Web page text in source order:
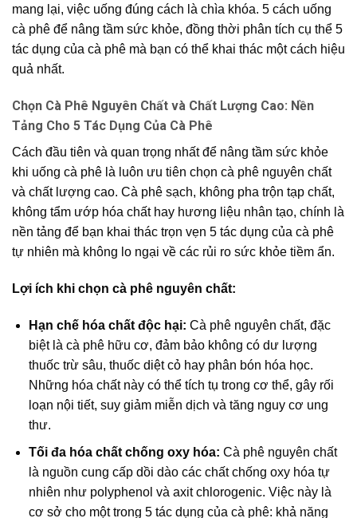
mang lại, việc uống đúng cách là chìa khóa. 5 cách uống
cà phê để nâng tầm sức khỏe, đồng thời phân tích cụ thể 5
tác dụng của cà phê mà bạn có thể khai thác một cách hiệu
quả nhất.
Chọn Cà Phê Nguyên Chất và Chất Lượng Cao: Nền
Tảng Cho 5 Tác Dụng Của Cà Phê
Cách đầu tiên và quan trọng nhất để nâng tầm sức khỏe
khi uống cà phê là luôn ưu tiên chọn cà phê nguyên chất
và chất lượng cao. Cà phê sạch, không pha trộn tạp chất,
không tẩm ướp hóa chất hay hương liệu nhân tạo, chính là
nền tảng để bạn khai thác trọn vẹn 5 tác dụng của cà phê
tự nhiên mà không lo ngại về các rủi ro sức khỏe tiềm ẩn.
Lợi ích khi chọn cà phê nguyên chất:
Hạn chế hóa chất độc hại: Cà phê nguyên chất, đặc
biệt là cà phê hữu cơ, đảm bảo không có dư lượng
thuốc trừ sâu, thuốc diệt cỏ hay phân bón hóa học.
Những hóa chất này có thể tích tụ trong cơ thể, gây rối
loạn nội tiết, suy giảm miễn dịch và tăng nguy cơ ung
thư.
Tối đa hóa chất chống oxy hóa: Cà phê nguyên chất
là nguồn cung cấp dồi dào các chất chống oxy hóa tự
nhiên như polyphenol và axit chlorogenic. Việc này là
cơ sở cho một trong 5 tác dụng của cà phê: khả năng